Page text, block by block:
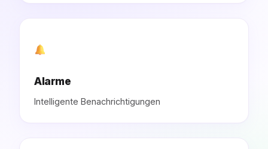
Alarme
Intelligente Benachrichtigungen